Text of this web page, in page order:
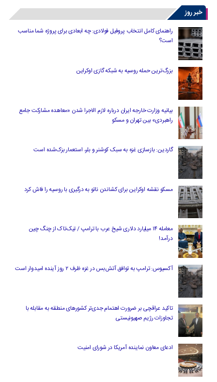
خبر روز
راهنمای کامل انتخاب پروفیل فولادی: چه ابعادی برای پروژه شما مناسب
است؟
بزرگ‌ترین حمله روسیه به شبکه گازی اوکراین
بیانیه وزارت خارجه ایران درباره لازم‌ الاجرا شدن «معاهده مشارکت جامع
راهبردی» بین تهران و مسکو
گاردین: بازسازی غزه به سبک کوشنر و بلر، استعمار بزک‌شده است
مسکو نقشه اوکراین برای کشاندن ناتو به درگیری با روسیه را فاش کرد
معامله ۱۴ میلیارد دلاری شیخ عرب با ترامپ / تیک‌تاک از چنگ چین
درآمد!
آکسیوس: ترامپ به توافق آتش‌بس در غزه ظرف ۲ روز آینده امیدوار است
تاکید عراقچی بر ضرورت اهتمام جدی‌تر کشورهای منطقه به مقابله با
تجاوزات رژیم صهیونیستی
ادعای معاون نماینده آمریکا در شورای امنیت